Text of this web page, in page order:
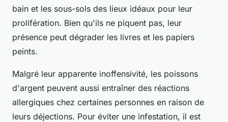
bain et les sous-sols des lieux idéaux pour leur
prolifération. Bien qu'ils ne piquent pas, leur
présence peut dégrader les livres et les papiers
peints.
Malgré leur apparente inoffensivité, les poissons
d'argent peuvent aussi entraîner des réactions
allergiques chez certaines personnes en raison de
leurs déjections. Pour éviter une infestation, il est